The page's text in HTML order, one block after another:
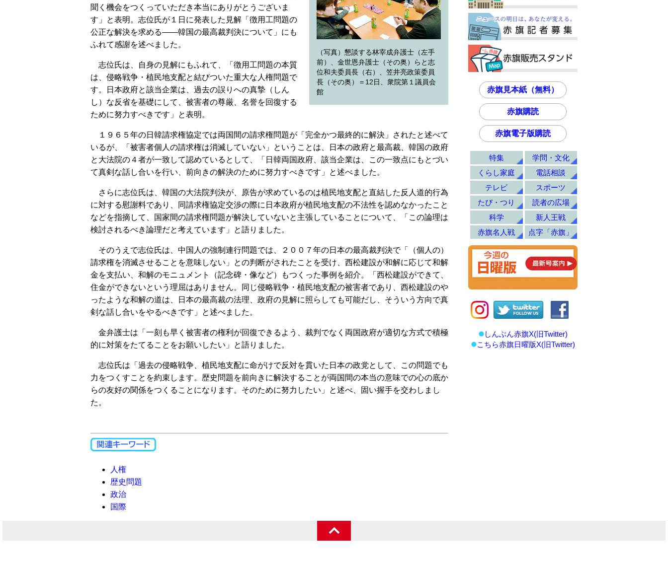
（写真）懇談する林宰成弁護士（左手
前）、金世恩弁護士（その奥）らと志
位和夫委員長（右）、笠井亮政策委員
長（その奥）＝12日、衆院第１議員会
館
聞く機会をつくっていただき本当にありがとうございま
す」と表明。志位氏が１日に発表した見解「徴用工問題の
公正な解決を求める――韓国の最高裁判決について」にも
ふれて感謝を述べました。
志位氏は、自身の見解にもふれて、「徴用工問題の本質
は、侵略戦争・植民地支配と結びついた重大な人権問題で
す。日本政府と該当企業は、過去の誤りへの真摯（しん
し）な反省を基礎にして、被害者の尊厳、名誉を回復する
ために努力すべきです」と表明。
１９６５年の日韓請求権協定では両国間の請求権問題が「完全かつ最終的に解決」されたと述べて
いるが、「被害者個人の請求権は消滅していない」ということは、日本の政府と最高裁、韓国の政府
と大法院の４者が一致して認めているとして、「日韓両国政府、該当企業は、この一致点にもとづい
て真剣な話し合いを行い、前向きの解決のために努力すべきです」と述べました。
さらに志位氏は、韓国の大法院判決が、原告が求めているのは植民地支配と直結した反人道的行為
に対する慰謝料であり、同請求権協定交渉の際に日本政府が植民地支配の不法性を認めなかったこと
などを指摘して、国家間の請求権問題が解決していないと主張していることについて、「この論理は
検討されるべき論理だと考えています」と語りました。
そのうえで志位氏は、中国人の強制連行問題では、２００７年の日本の最高裁判決で「（個人の）
請求権を消滅させることを意味しない」との判断がされたことを受け、西松建設が和解に応じて和解
金を支払い、和解のモニュメント（記念碑・像など）もつくった事例を紹介。「西松建設ができて、
住金ができないという理屈はありません。同じ侵略戦争・植民地支配の被害者であり、西松建設のや
ったような和解の道は、日本の最高裁の法理、政府の見解に照らしても可能だし、そういう方向で真
剣な話し合いをやるべきです」と述べました。
金弁護士は「一刻も早く被害者の権利が回復できるよう、裁判でなく両国政府が適切な方式で積極
的に対策をたてることをお願いしたい」と語りました。
志位氏は「過去の侵略戦争、植民地支配に命がけで反対を貫いた日本の政党として、この問題でも
力をつくすことを約束します。歴史問題を前向きに解決することが両国間の本当の意味での心の底か
らの友好の関係をつくることになります。そのために努力したい」と述べ、固い握手を交わしまし
た。
人権
歴史問題
政治
国際
赤旗見本紙（無料）
赤旗購読
赤旗電子版購読
特集
学問・文化
くらし家庭
電話相談
テレビ
スポーツ
たび・つり
読者の広場
科学
新人王戦
赤旗名人戦
点字「赤旗」
しんぶん赤旗X(旧Twitter)
こちら赤旗日曜版X(旧Twitter)